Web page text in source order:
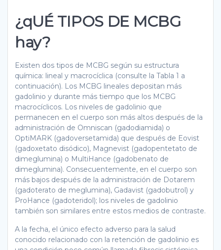
¿qUÉ TIPOS DE MCBG
hay?
Existen dos tipos de MCBG según su estructura
química: lineal y macrocíclica (consulte la Tabla 1 a
continuación). Los MCBG lineales depositan más
gadolinio y durante más tiempo que los MCBG
macrocíclicos. Los niveles de gadolinio que
permanecen en el cuerpo son más altos después de la
administración de Omniscan (gadodiamida) o
OptiMARK (gadoversetamida) que después de Eovist
(gadoxetato disódico), Magnevist (gadopentetato de
dimeglumina) o MultiHance (gadobenato de
dimeglumina). Consecuentemente, en el cuerpo son
más bajos después de la administración de Dotarem
(gadoterato de meglumina), Gadavist (gadobutrol) y
ProHance (gadoteridol); los niveles de gadolinio
también son similares entre estos medios de contraste.
A la fecha, el único efecto adverso para la salud
conocido relacionado con la retención de gadolinio es